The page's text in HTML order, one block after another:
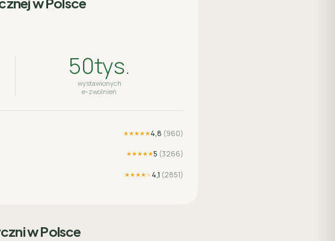
50tys.
wystawionych
e-zwolnień
★★★★★4,8 (960)
★★★★★5 (3266)
★★★★★4,1 (2851)
w Polsce